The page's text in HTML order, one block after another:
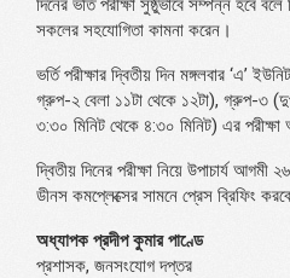
দিনের ভর্তি পরীক্ষা সুষ্ঠুভাবে সম্পন্ন হবে
সকলের সহযোগিতা কামনা করেন।
ভর্তি পরীক্ষার দ্বিতীয় দিন মঙ্গলবার ‘এ’
গ্রুপ-২ বেলা ১১টা থেকে ১২টা), গ্রুপ-৩
৩:৩০ মিনিট থেকে ৪:৩০ মিনিট) এর পরীক্ষা
দ্বিতীয় দিনের পরীক্ষা নিয়ে উপাচার্য
ডীনস কমপ্লেক্সের সামনে প্রেস ব্রিফিং
অধ্যাপক প্রদীপ কুমার পাণ্ডে
প্রশাসক, জনসংযোগ দপ্তর